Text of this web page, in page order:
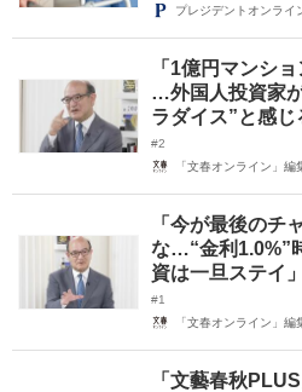
プレジデントオンライ
「1億円マンシ
…外国人投資家
ラダイス”と感
#2
「文春オンライン」編
「今が最後のチ
な…“金利1.0%”
資は一旦ステイ
#1
「文春オンライン」編
「文藝春秋